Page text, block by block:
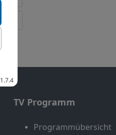
TV Programm
Programmübersicht